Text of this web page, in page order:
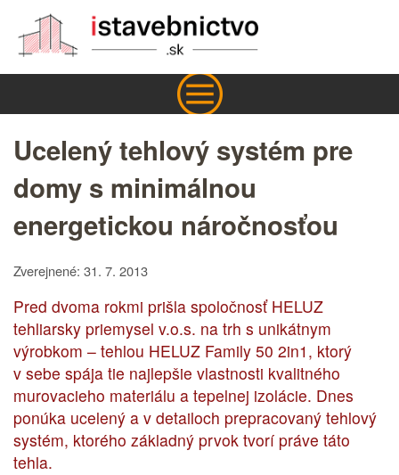
Ucelený tehlový systém pre
domy s minimálnou
energetickou náročnosťou
Zverejnené: 31. 7. 2013
Pred dvoma rokmi prišla spoločnosť HELUZ
tehliarsky priemysel v.o.s. na trh s unikátnym
výrobkom – tehlou HELUZ Family 50 2in1, ktorý
v sebe spája tie najlepšie vlastnosti kvalitného
murovacieho materiálu a tepelnej izolácie. Dnes
ponúka ucelený a v detailoch prepracovaný tehlový
systém, ktorého základný prvok tvorí práve táto
tehla.